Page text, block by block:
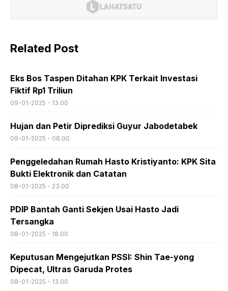
Related Post
Eks Bos Taspen Ditahan KPK Terkait Investasi
Fiktif Rp1 Triliun
09-01-2025 - 13.00
Hujan dan Petir Diprediksi Guyur Jabodetabek
09-01-2025 - 08.00
Penggeledahan Rumah Hasto Kristiyanto: KPK Sita
Bukti Elektronik dan Catatan
08-01-2025 - 23.00
PDIP Bantah Ganti Sekjen Usai Hasto Jadi
Tersangka
08-01-2025 - 18.00
Keputusan Mengejutkan PSSI: Shin Tae-yong
Dipecat, Ultras Garuda Protes
08-01-2025 - 13.00